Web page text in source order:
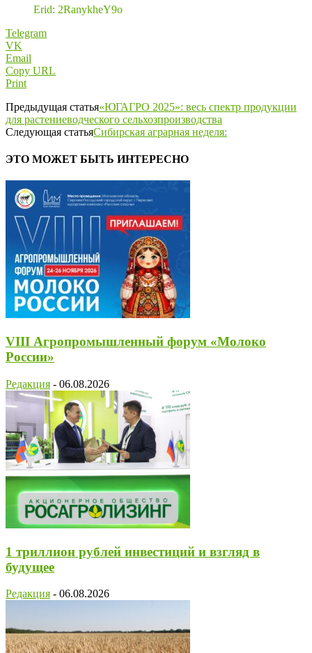
Erid: 2RanykheY9o
Telegram
VK
Email
Copy URL
Print
Предыдущая статья«ЮГАГРО 2025»: весь спектр продукции
для растениеводческого сельхозпроизводства
Следующая статьяСибирская аграрная неделя:
ЭТО МОЖЕТ БЫТЬ ИНТЕРЕСНО
VIII Агропромышленный форум «Молоко
России»
Редакция - 06.08.2026
1 триллион рублей инвестиций и взгляд в
будущее
Редакция - 06.08.2026